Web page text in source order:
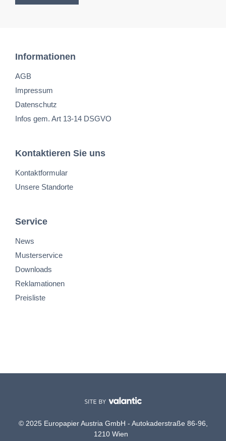
Informationen
AGB
Impressum
Datenschutz
Infos gem. Art 13-14 DSGVO
Kontaktieren Sie uns
Kontaktformular
Unsere Standorte
Service
News
Musterservice
Downloads
Reklamationen
Preisliste
© 2025 Europapier Austria GmbH - Autokaderstraße 86-96,
1210 Wien